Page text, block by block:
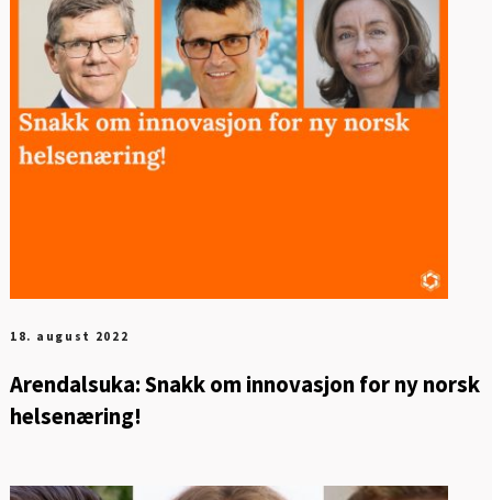
18. august 2022
Arendalsuka: Snakk om innovasjon for ny norsk
helsenæring!